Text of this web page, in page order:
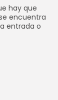
hay que
encuentra
entrada o